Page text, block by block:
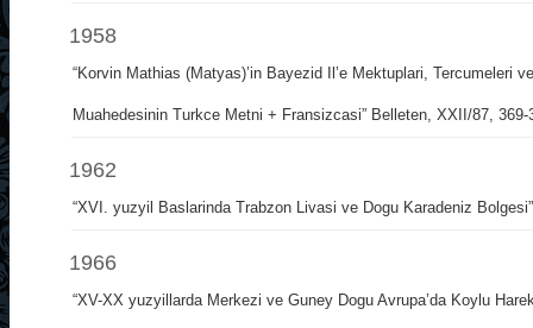
1958
“Korvin Mathias (Matyas)’in Bayezid Il’e Mektuplari, Tercumeleri
Muahedesinin Turkce Metni + Fransizcasi” Belleten, XXII/87, 369-
1962
“XVI. yuzyil Baslarinda Trabzon Livasi ve Dogu Karadeniz
1966
“XV-XX yuzyillarda Merkezi ve Guney Dogu Avrupa’da Koylu